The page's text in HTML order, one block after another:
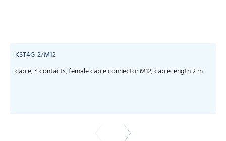
KST4G-2/M12
cable, 4 contacts, female cable connector M12, cable length 2 m